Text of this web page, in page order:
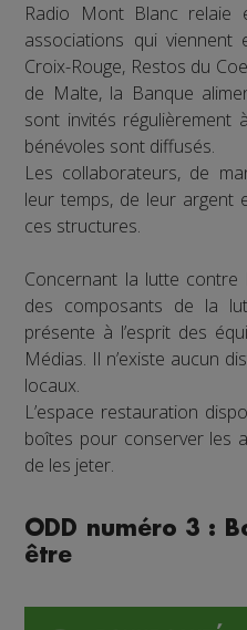
Radio Mont Blanc relaie
associations qui
Croix-Rouge, Restos du
de Malte, la Banque
sont invités régulièrement
bénévoles sont diffusés.
Les collaborateurs, de
leur temps, de leur argent
ces structures.
Concernant la lutte contre
des composants de la
présente à l’esprit des
Médias. Il n’existe aucun
locaux.
L’espace restauration
boîtes pour conserver les
de les jeter.
ODD numéro 3 :
être